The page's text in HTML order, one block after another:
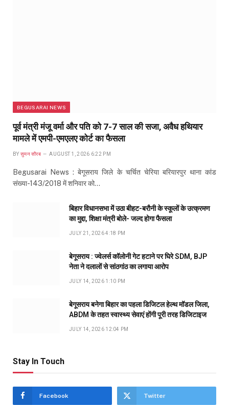
BEGUSARAI NEWS
पूर्व मंत्री मंजू वर्मा और पति को 7-7 साल की सजा, अवैध हथियार
मामले में एमपी-एमएलए कोर्ट का फैसला
BY सुमन सौरब AUGUST 1, 2026 6:22 PM
Begusarai News : बेगूसराय जिले के चर्चित चेरिया बरियारपुर थाना कांड
संख्या-143/2018 में शनिवार को…
बिहार विधानसभा में उठा बीहट-बरौनी के स्कूलों के उत्क्रमण
का मुद्दा, शिक्षा मंत्री बोले- जल्द होगा फैसला
JULY 21, 2026 4:18 PM
बेगूसराय : ज्वेलर्स कॉलोनी गेट हटाने पर घिरे SDM, BJP
नेता ने दलालों से सांठगांठ का लगाया आरोप
JULY 14, 2026 1:10 PM
बेगूसराय बनेगा बिहार का पहला डिजिटल हेल्थ मॉडल जिला,
ABDM के तहत स्वास्थ्य सेवाएं होंगी पूरी तरह डिजिटाइज
JULY 14, 2026 12:04 PM
Stay In Touch
Facebook Twitter